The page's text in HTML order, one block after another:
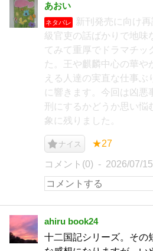
あおい
ネタバレ
新刊発売に向け
級官吏の話ばかりで地味
てみて重厚でドラマチッ
た。王や麒麟中心の華や
える人達の実直な仕事ぶ
に響きます。今回は凶悪
刑にするかどうか思い悩
象に残りました。
ナイス ★27
コメント(0) 2026/07/15
ahiru book24
十二国記シリーズ。その